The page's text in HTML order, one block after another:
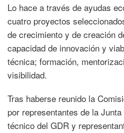
Lo hace a través de ayudas
cuatro proyectos
de crecimiento y de creación
capacidad de innovación y
técnica; formación,
visibilidad.
Tras haberse reunido la
por representantes de la
técnico del GDR y